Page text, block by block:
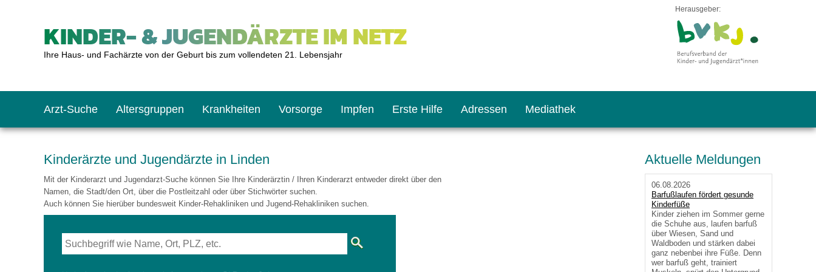
KINDER- & JUGENDÄRZTE IM NETZ
Ihre Haus- und Fachärzte von der Geburt bis zum vollendeten 21. Lebensjahr
Herausgeber:
Arzt-Suche Altersgruppen
Kleinkinder
Krankheiten Vorsorge
Kleinkind: U7 bis U9
Impfen
Impfen: Wann und wie oft?
Erste Hilfe
Giftnotruf
Adressen
Sozialpädiatrie
Mediathek
Körpergrößen-Rechner
Kinderärzte und Jugendärzte in Linden
Mit der Kinderarzt und Jugendarzt-Suche können Sie Ihre Kinderärztin / Ihren Kinderarzt entweder direkt über den
Namen, die Stadt/den Ort, über die Postleitzahl oder über Stichwörter suchen.
Auch können Sie hierüber bundesweit Kinder-Rehakliniken und Jugend-Rehakliniken suchen.
Aktuelle Meldungen
06.08.2026
Barfußlaufen fördert gesunde
Kinderfüße
Kinder ziehen im Sommer gerne
die Schuhe aus, laufen barfuß
über Wiesen, Sand und
Waldboden und stärken dabei
ganz nebenbei ihre Füße. Denn
wer barfuß geht, trainiert